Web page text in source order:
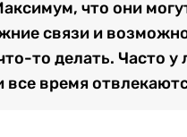
что они
связи и
то делать. Часто у
все время